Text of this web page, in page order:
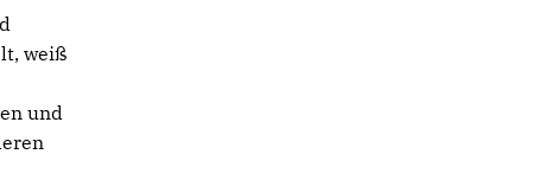
weiß
und